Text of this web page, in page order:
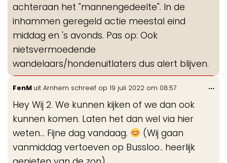
achteraan het "mannengedeelte". In de
inhammen geregeld actie meestal eind
middag en 's avonds. Pas op: Ook
nietsvermoedende
wandelaars/hondenuitlaters dus alert blijven.
FenM uit Arnhem schreef op 19 juli 2022 om 08:57
Hey Wij 2. We kunnen kijken of we dan ook
kunnen komen. Laten het dan wel via hier
weten... Fijne dag vandaag.
(Wij gaan
vanmiddag vertoeven op Bussloo.. heerlijk
...